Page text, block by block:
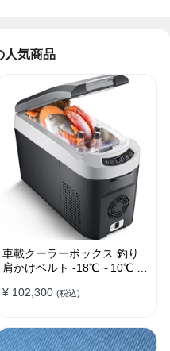
人気商品
車載クーラーボックス 釣り
肩かけベルト -18℃～10℃ 冷
庭用
¥ 102,300 (税込)